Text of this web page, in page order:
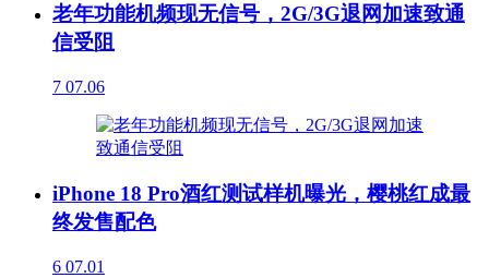
老年功能机频现无信号，2G/3G退网加速致通
信受阻
7 07.06
iPhone 18 Pro酒红测试样机曝光，樱桃红成最
终发售配色
6 07.01